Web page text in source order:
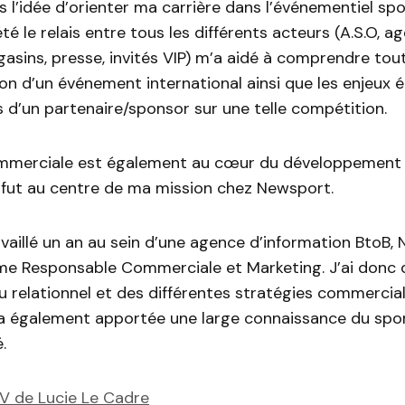
d’orienter ma carrière dans l’événementiel
le relais entre tous les différents acteurs (A.S.O,
presse, invités VIP) m’a aidé à comprendre
d’un événement international ainsi que les enjeux
partenaire/sponsor sur une telle compétition.
est également au cœur du développement
au centre de ma mission chez Newsport.
un an au sein d’une agence d’information BtoB,
Responsable Commerciale et Marketing. J’ai donc
relationnel et des différentes stratégies
également apportée une large connaissance du
de Lucie Le Cadre